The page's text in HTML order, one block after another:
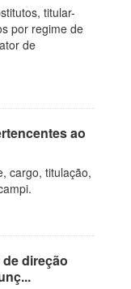
titular-
por regime de
de
ao
cargo, titulação,
direção